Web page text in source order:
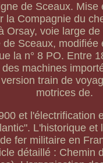
de Sceaux. Mise
la Compagnie du
Orsay, voie large
de Sceaux, modifiée
la n° 8 PO. Entre
machines
train de
motrices de.
et l'électrification
L'historique et
fer militaire en
détaillé : Chemin